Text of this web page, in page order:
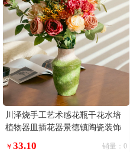
川泽烧手工艺术感花瓶干花水培
植物器皿插花器景德镇陶瓷装饰
￥ 33.10 销量：0